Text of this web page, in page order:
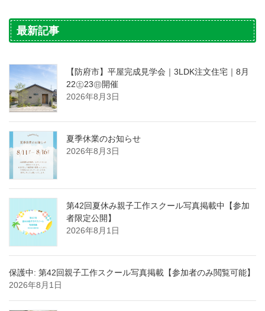
最新記事
【防府市】平屋完成見学会｜3LDK注文住宅｜8月
22㊏23㊐開催
2026年8月3日
夏季休業のお知らせ
2026年8月3日
第42回夏休み親子工作スクール写真掲載中【参加
者限定公開】
2026年8月1日
保護中: 第42回親子工作スクール写真掲載【参加者のみ閲覧可能】
2026年8月1日